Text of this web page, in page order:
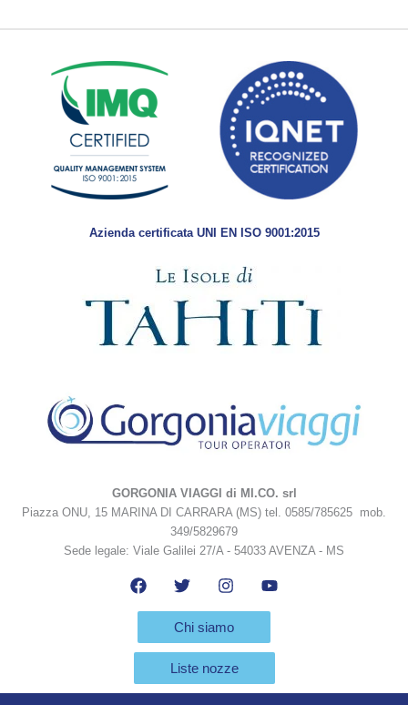
Azienda certificata UNI EN ISO 9001:2015
GORGONIA VIAGGI di MI.CO. srl
Piazza ONU, 15 MARINA DI CARRARA (MS) tel. 0585/785625 mob.
349/5829679
Sede legale: Viale Galilei 27/A - 54033 AVENZA - MS
Chi siamo
Liste nozze